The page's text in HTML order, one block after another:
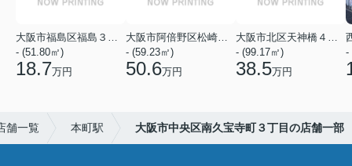
- (51.80㎡)
18.7万円
- (59.23㎡)
50.6万円
- (99.17㎡)
38.5万円
-
舗一覧 本町駅 大阪市中央区南久宝寺町３丁目の店舗一部